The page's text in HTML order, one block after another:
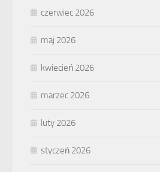
czerwiec 2026
maj 2026
kwiecień 2026
marzec 2026
luty 2026
styczeń 2026